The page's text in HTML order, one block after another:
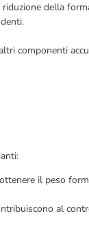
della
componenti
il peso
al